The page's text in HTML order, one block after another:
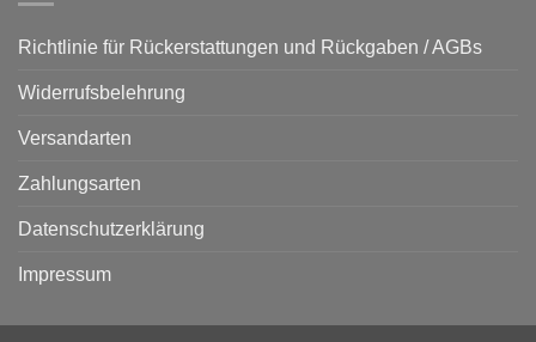
Richtlinie für Rückerstattungen und Rückgaben / AGBs
Widerrufsbelehrung
Versandarten
Zahlungsarten
Datenschutzerklärung
Impressum